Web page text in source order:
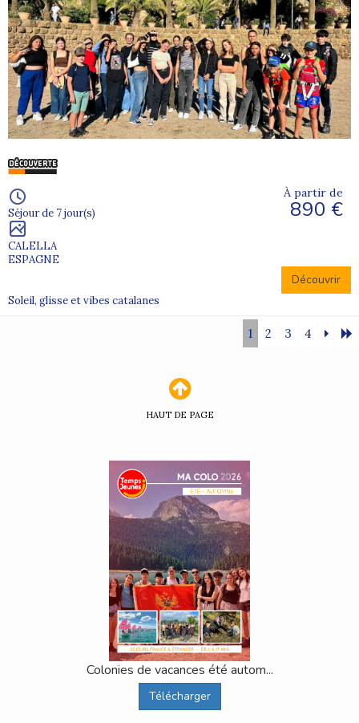
Séjour de 7 jour(s)
CALELLA
ESPAGNE
À partir de
890 €
Découvrir
Soleil, glisse et vibes catalanes
1 2 3 4
HAUT DE PAGE
Colonies de vacances été autom...
Télécharger